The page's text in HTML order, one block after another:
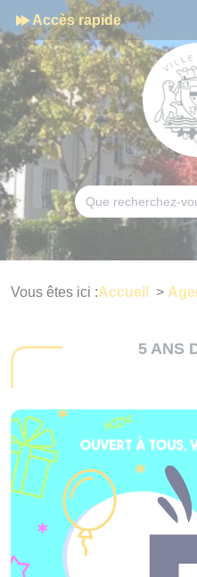
Accès rapide
Rechercher
Vous êtes ici :Accueil >
5 ANS
Cookies management panel